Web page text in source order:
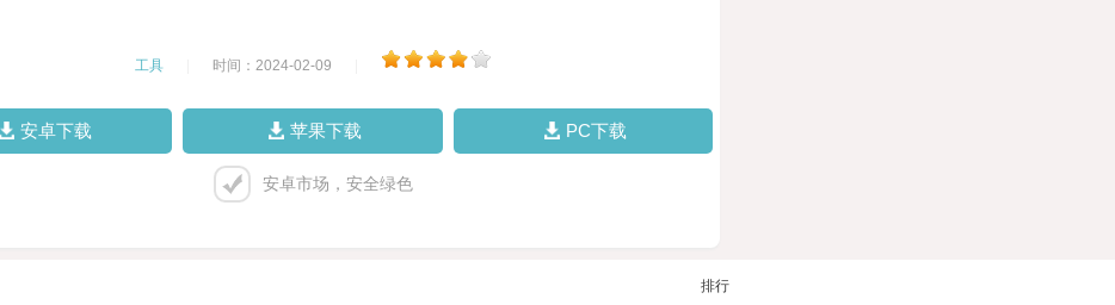
工具 时间：2024-02-09
安卓下载 苹果下载 PC下载
安卓市场，安全绿色
排行